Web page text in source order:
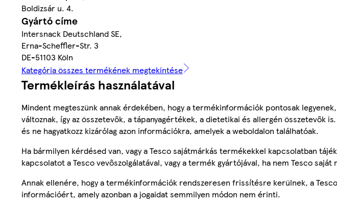
Boldizsár u. 4.
Gyártó címe
Intersnack Deutschland SE,
Erna-Scheffler-Str. 3
DE-51103 Köln
Kategória összes termékének megtekintése
Termékleírás használatával
Mindent megteszünk annak érdekében, hogy a termékinformációk pontosak
változnak, így az összetevők, a tápanyagértékek, a dietetikai és allergén összetevők
és ne hagyatkozz kizárólag azon információkra, amelyek a weboldalon találhatóak.
Ha bármilyen kérdésed van, vagy a Tesco sajátmárkás termékekkel kapcsolatban
kapcsolatot a Tesco vevőszolgálatával, vagy a termék gyártójával, ha nem Tesco
Annak ellenére, hogy a termékinformációk rendszeresen frissítésre kerülnek, a
információért, amely azonban a jogaidat semmilyen módon nem érinti.